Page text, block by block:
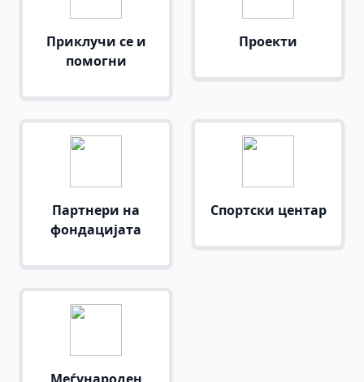
Приклучи се и
помогни
Проекти
Партнери на
фондацијата
Спортски центар